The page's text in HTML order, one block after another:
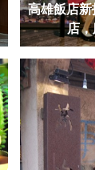
高雄飯店
店，